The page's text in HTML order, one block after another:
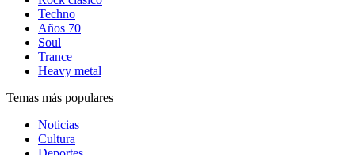
Techno
Años 70
Soul
Trance
Heavy metal
Temas más populares
Noticias
Cultura